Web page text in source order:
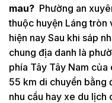
mau? Phường an
thuộc huyện Láng tròn
hiện nay Sau khi sáp
chung địa danh là
phía Tây Tây Nam của
55 km di chuyển bằng
nhu cầu hay xe du lịch